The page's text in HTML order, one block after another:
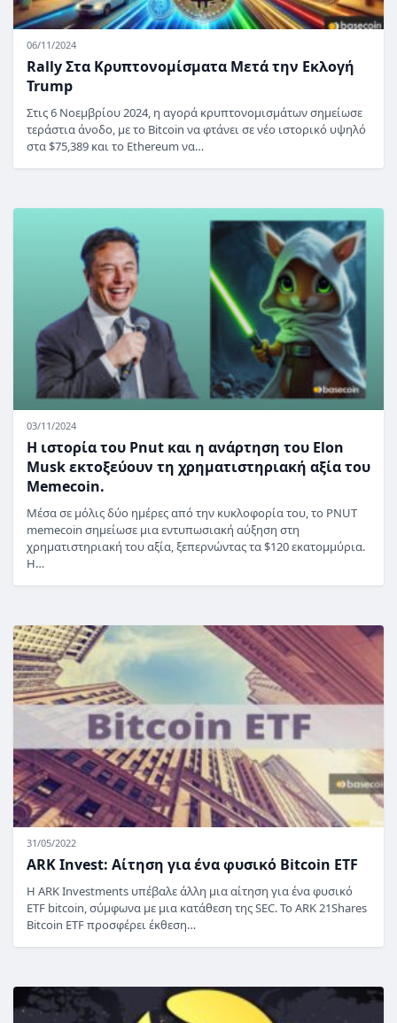
06/11/2024
Rally Στα Κρυπτονομίσματα Μετά την Εκλογή
Trump
Στις 6 Νοεμβρίου 2024, η αγορά κρυπτονομισμάτων σημείωσε
τεράστια άνοδο, με το Bitcoin να φτάνει σε νέο ιστορικό υψηλό
στα $75,389 και το Ethereum να…
03/11/2024
Η ιστορία του Pnut και η ανάρτηση του Elon
Musk εκτοξεύουν τη χρηματιστηριακή αξία του
Memecoin.
Μέσα σε μόλις δύο ημέρες από την κυκλοφορία του, το PNUT
memecoin σημείωσε μια εντυπωσιακή αύξηση στη
χρηματιστηριακή του αξία, ξεπερνώντας τα $120 εκατομμύρια.
Η…
31/05/2022
ARK Invest: Αίτηση για ένα φυσικό Bitcoin ETF
Η ARK Investments υπέβαλε άλλη μια αίτηση για ένα φυσικό
ETF bitcoin, σύμφωνα με μια κατάθεση της SEC. Το ARK 21Shares
Bitcoin ETF προσφέρει έκθεση…